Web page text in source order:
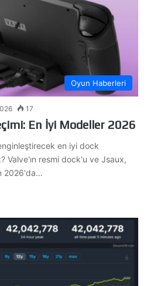
Oyun Haberleri
17
En İyi Modeller 2026
en iyi dock
Valve'ın resmi dock'u ve Jsaux,
2026'da…